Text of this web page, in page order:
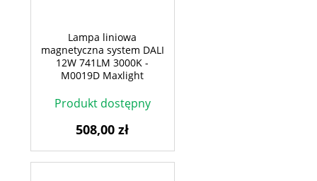
Lampa liniowa
magnetyczna system DALI
12W 741LM 3000K -
M0019D Maxlight
Produkt dostępny
508,00 zł